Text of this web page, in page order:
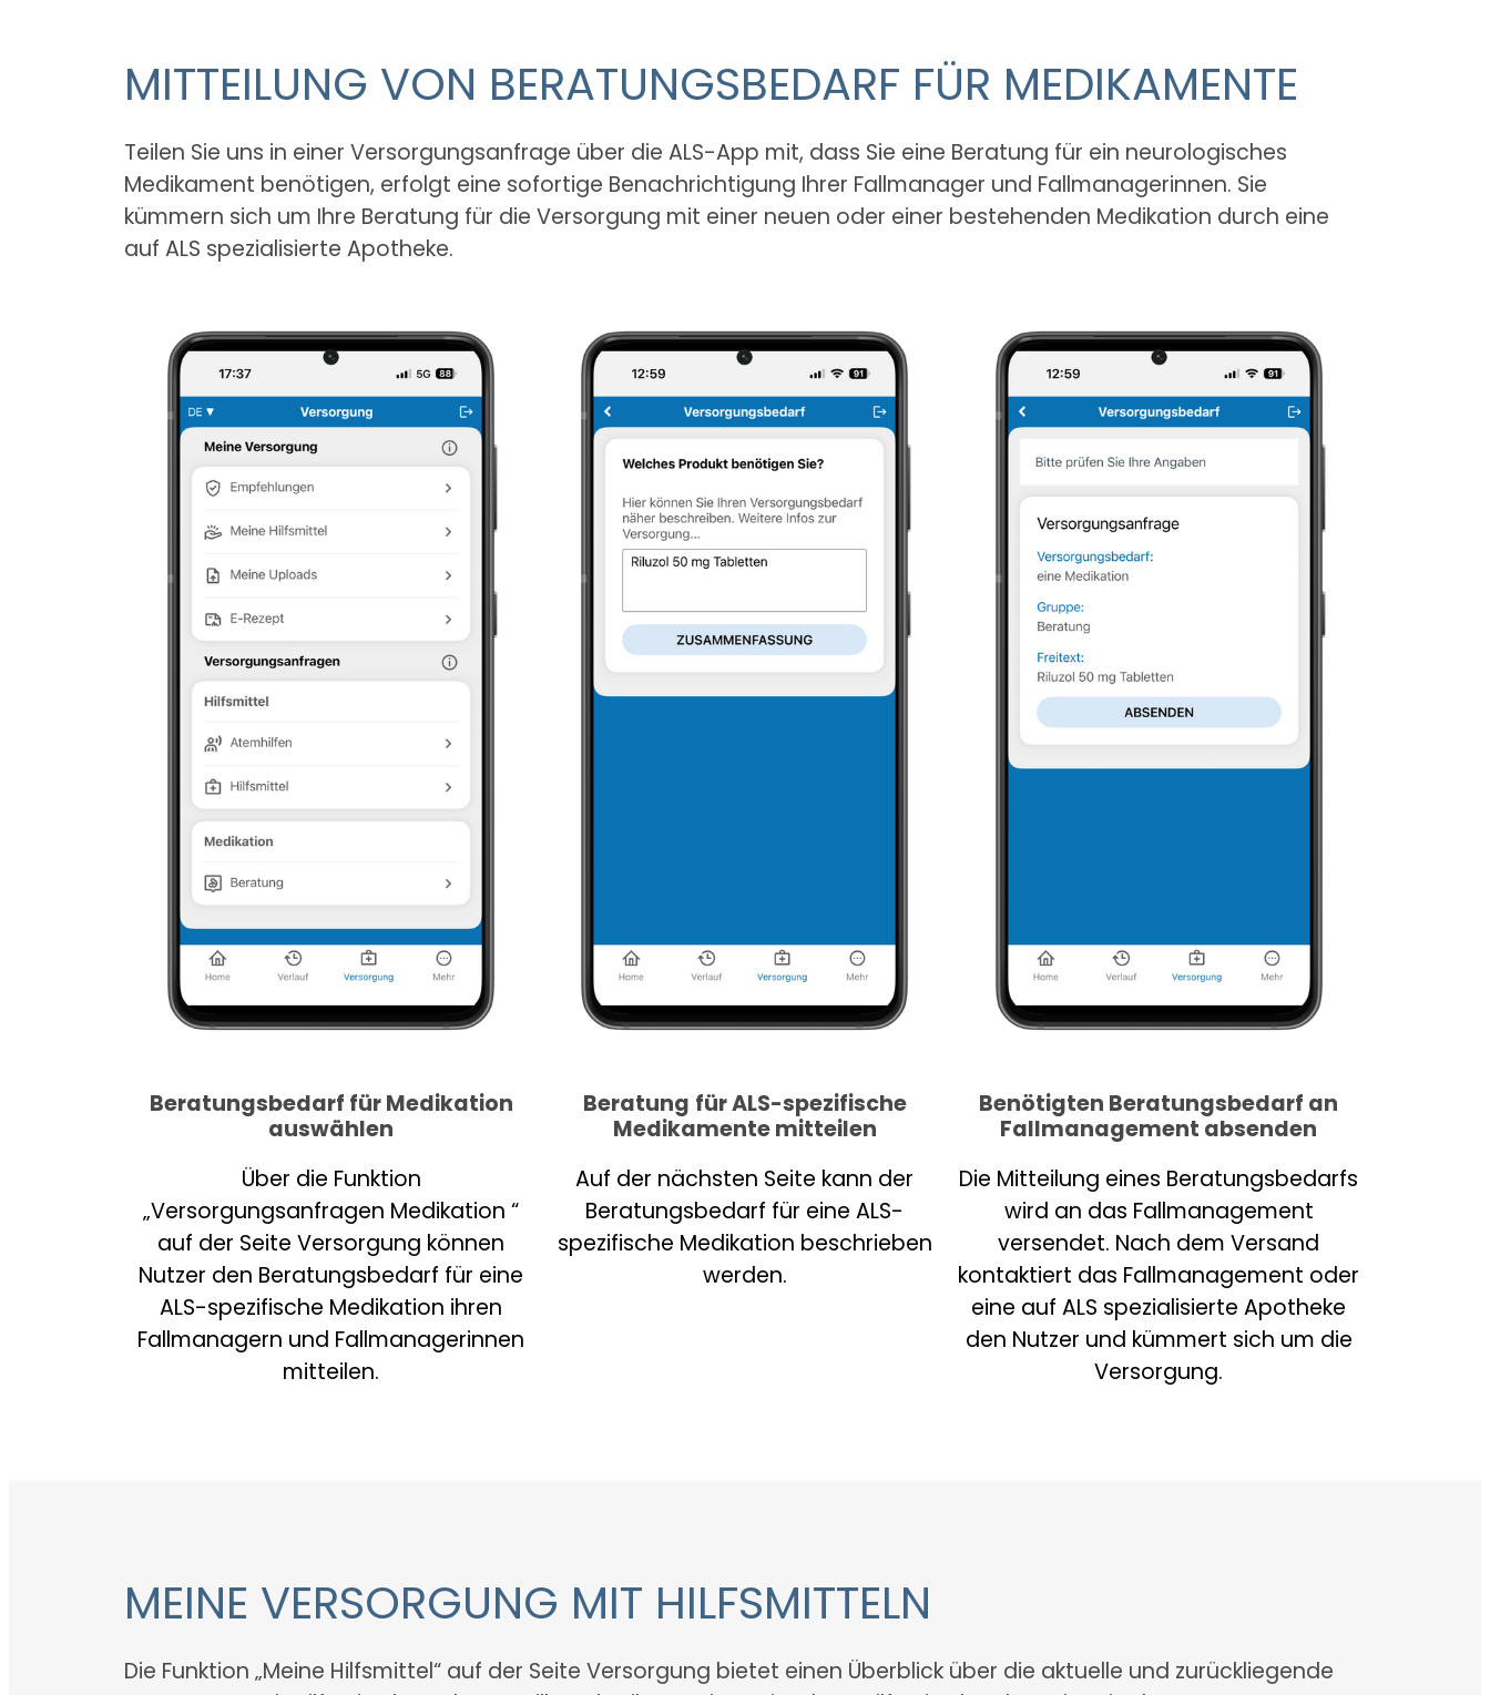
MITTEILUNG VON BERATUNGSBEDARF FÜR MEDIKAMENTE
Teilen Sie uns in einer Versorgungsanfrage über die ALS-App mit, dass Sie eine Beratung für ein neurologisches
Medikament benötigen, erfolgt eine sofortige Benachrichtigung Ihrer Fallmanager und Fallmanagerinnen. Sie
kümmern sich um Ihre Beratung für die Versorgung mit einer neuen oder einer bestehenden Medikation durch eine
auf ALS spezialisierte Apotheke.
Beratungsbedarf für Medikation
auswählen
Über die Funktion
„Versorgungsanfragen Medikation “
auf der Seite Versorgung können
Nutzer den Beratungsbedarf für eine
ALS-spezifische Medikation ihren
Fallmanagern und Fallmanagerinnen
mitteilen.
Beratung für ALS-spezifische
Medikamente mitteilen
Auf der nächsten Seite kann der
Beratungsbedarf für eine ALS-
spezifische Medikation beschrieben
werden.
Benötigten Beratungsbedarf an
Fallmanagement absenden
Die Mitteilung eines Beratungsbedarfs
wird an das Fallmanagement
versendet. Nach dem Versand
kontaktiert das Fallmanagement oder
eine auf ALS spezialisierte Apotheke
den Nutzer und kümmert sich um die
Versorgung.
MEINE VERSORGUNG MIT HILFSMITTELN
Die Funktion „Meine Hilfsmittel“ auf der Seite Versorgung bietet einen Überblick über die aktuelle und zurückliegende